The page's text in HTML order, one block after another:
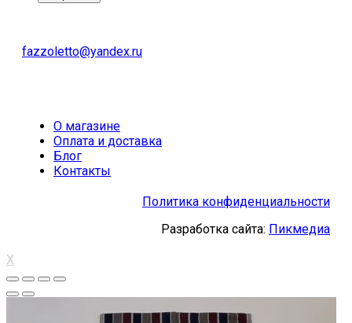
fazzoletto@yandex.ru
О магазине
Оплата и доставка
Блог
Контакты
Политика конфиденциальности
Разработка сайта: Пикмедиа
X